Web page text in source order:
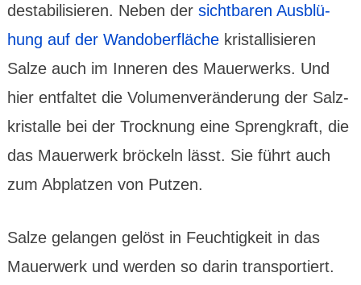
desta­bili­sieren. Neben der sicht­baren Ausblü­
hung auf der Wand­ober­flächekristal­lisieren
Salze auch im Inne­ren des Mauer­werks. Und
hier entfal­tet die Volumen­verän­derung der Salz­
kris­talle bei der Trocknung eine Spreng­kraft, die
das Mauer­werk bröckeln lässt. Sie führt auch
zum Abpla­tzen von Putzen.
Salze gelangen gelöst in Feuch­tig­keit in das
Mauer­werk und werden so darin trans­por­tiert.